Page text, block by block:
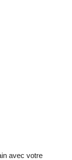
avec votre